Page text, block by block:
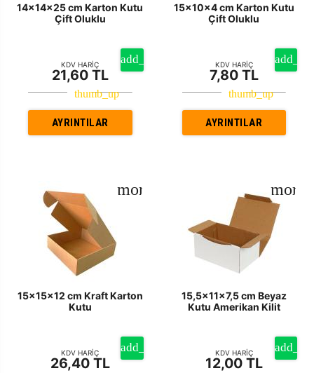
14x14x25 cm Karton Kutu
Çift Oluklu
KDV HARİÇ
21,60 TL
AYRINTILAR
15x10x4 cm Karton Kutu
Çift Oluklu
KDV HARİÇ
7,80 TL
AYRINTILAR
15x15x12 cm Kraft Karton
Kutu
KDV HARİÇ
26,40 TL
15,5x11x7,5 cm Beyaz
Kutu Amerikan Kilit
KDV HARİÇ
12,00 TL